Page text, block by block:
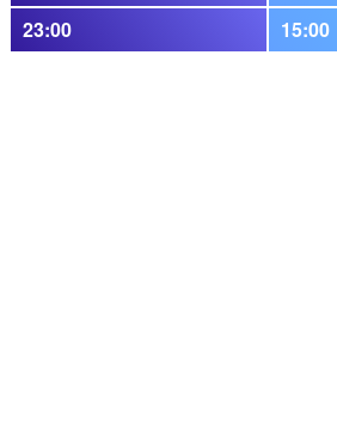
23:00
15:00